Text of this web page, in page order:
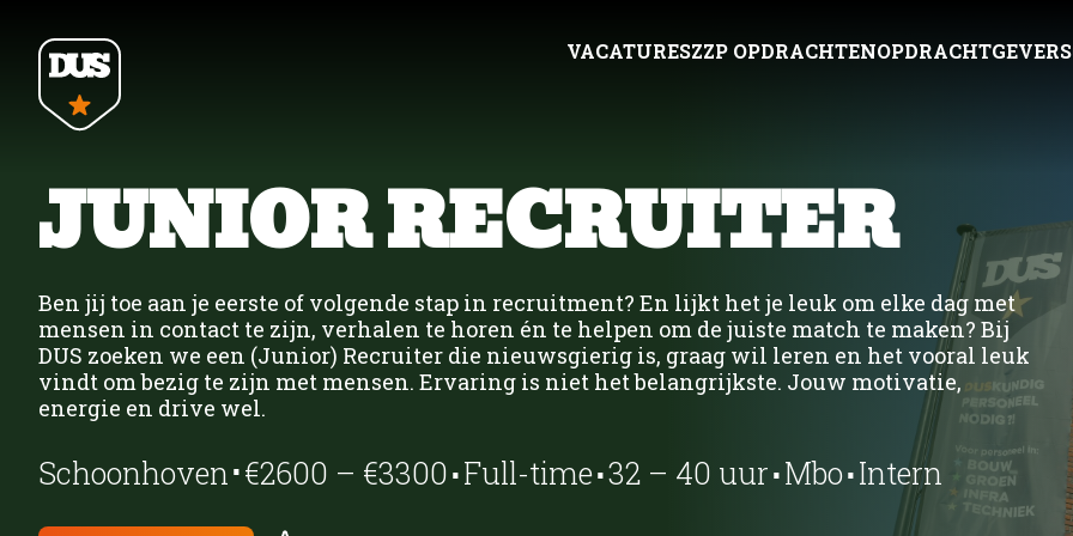
VACATURES
Bouw Bouw UTA
Groen Techniek
ZZP OPDRACHTEN
Bouw UTA Bouw
Groen Techniek
OPDRACHTGEVERS
Uitzenden
Detacheren
Werving & Selectie
ZZP bemiddeling
Recruitment
Opdrachtgevers
Vacatures
ZZP Opdrachten
Over DUS
JUNIOR RECRUITER
Ben jij toe aan je eerste of volgende stap in recruitment? En lijkt het je leuk om elke dag met
mensen in contact te zijn, verhalen te horen én te helpen om de juiste match te maken? Bij
DUS zoeken we een (Junior) Recruiter die nieuwsgierig is, graag wil leren en het vooral leuk
vindt om bezig te zijn met mensen. Ervaring is niet het belangrijkste. Jouw motivatie,
energie en drive wel.
Schoonhoven⋅€2600 – €3300⋅Full-time⋅32 – 40 uur⋅Mbo⋅Intern